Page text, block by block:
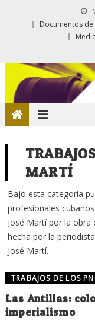
Documentos de
MARTÍ
Bajo esta categoría
profesionales
José Martí por la obra
hecha por la
José Martí.
TRABAJOS DE LOS
Las Antillas:
imperialismo